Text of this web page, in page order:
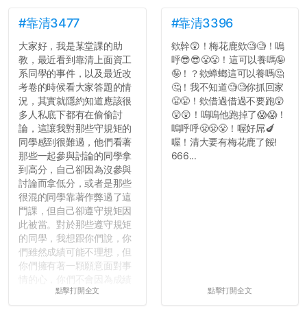
#靠清3477
大家好，我是某堂課的助
教，最近看到靠清上面資工
系同學的事件，以及最近改
考卷的時候看大家答題的情
況，其實就隱約知道應該很
多人私底下都有在偷偷討
論，這讓我對那些守規矩的
同學感到很難過，他們看著
那些一起參與討論的同學拿
到高分，自己卻因為沒參與
討論而拿低分，或者是那些
很混的同學靠著作弊過了這
門課，但自己卻遵守規矩因
此被當。對於那些遵守規矩
的同學，我想跟你們說，你
們雖然成績可能不理想，但
你們擁有著一顆願意面對事
壓力而選擇逃避(作弊)，在
點擊打開全文
#靠清3396
欸幹😲！梅花鹿欸🧐🧐！嗚
呼😎😎😤😤！這可以養嗎🤪
🤪！？欸蟑螂這可以養嗎🤔
🤔！我不知道🧐🧐你抓回家
😤😤！欸借過借過不要跑😲
😲😲！嗚嗚他跑掉了😱😱！
嗚呼呼😤😤😤！喔好屌🍆
喔！清大要有梅花鹿了餒!
666...
點擊打開全文